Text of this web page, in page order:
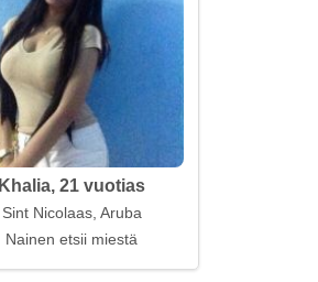
Khalia, 21 vuotias
Sint Nicolaas, Aruba
Nainen etsii miestä